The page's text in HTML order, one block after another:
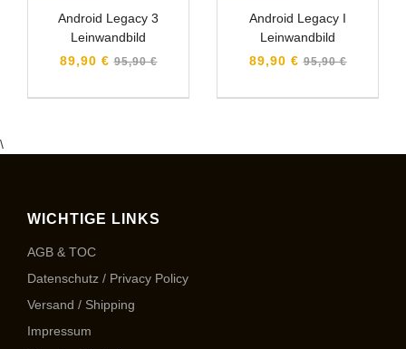
Android Legacy 3
Leinwandbild
89,90 € Normaler
95,90 €
Android Legacy I
Leinwandbild
89,90 € Normaler
95,90 €
\
WICHTIGE LINKS
AGB & TOC
Datenschutz / Privacy Policy
Versand / Shipping
Impressum